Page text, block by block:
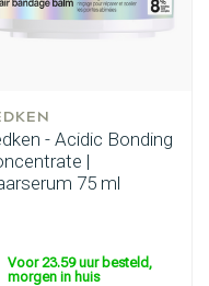
- Acidic Bonding
|
75 ml
Voor 23.59 uur besteld,
morgen in huis